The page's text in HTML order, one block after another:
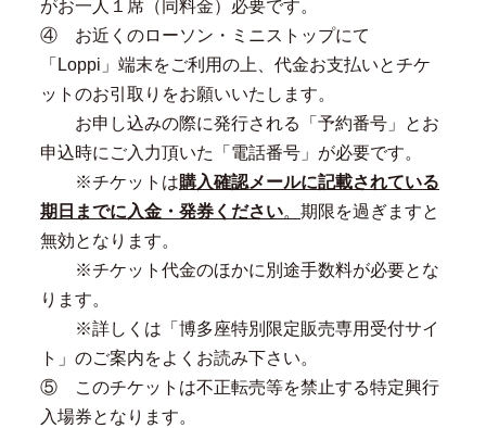
がお一人１席（同料金）必要です。
④ お近くのローソン・ミニストップにて
「Loppi」端末をご利用の上、代金お支払いとチケ
ットのお引取りをお願いいたします。
お申し込みの際に発行される「予約番号」とお
申込時にご入力頂いた「電話番号」が必要です。
※チケットは購入確認メールに記載されている
期日までに入金・発券ください。 期限を過ぎますと
無効となります。
※チケット代金のほかに別途手数料が必要とな
ります。
※詳しくは「博多座特別限定販売専用受付サイ
ト」のご案内をよくお読み下さい。
⑤ このチケットは不正転売等を禁止する特定興行
入場券となります。